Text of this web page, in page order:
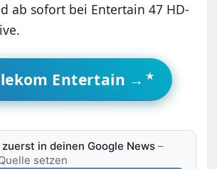
ab sofort bei Entertain 47 HD-
Entertain →
in deinen Google News –
setzen